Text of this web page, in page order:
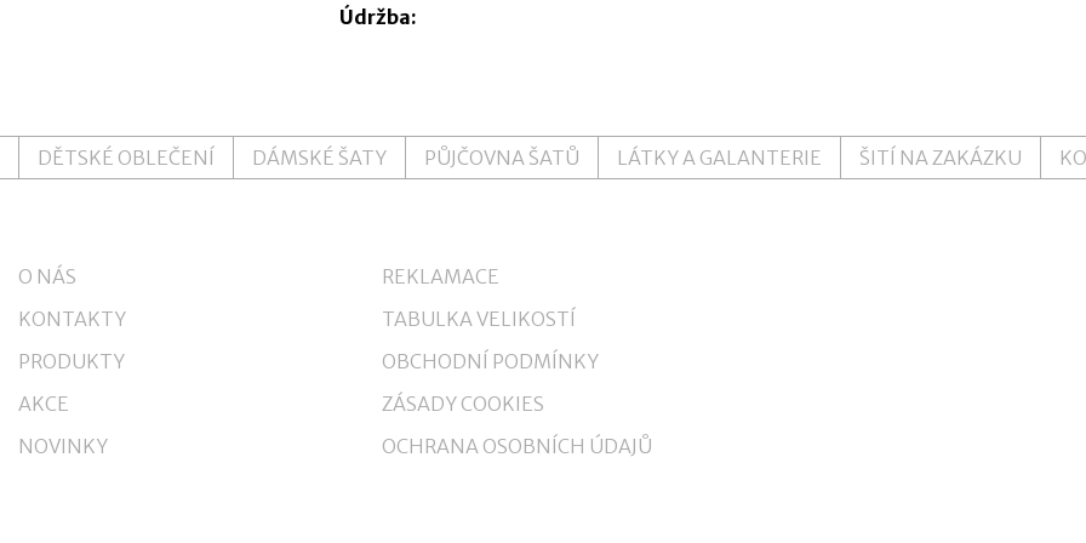
Údržba:
DĚTSKÉ OBLEČENÍ DÁMSKÉ ŠATY PŮJČOVNA ŠATŮ LÁTKY A GALANTERIE ŠITÍ NA ZAKÁZKU
O NÁS
KONTAKTY
PRODUKTY
AKCE
NOVINKY
REKLAMACE
TABULKA VELIKOSTÍ
OBCHODNÍ PODMÍNKY
ZÁSADY COOKIES
OCHRANA OSOBNÍCH ÚDAJŮ